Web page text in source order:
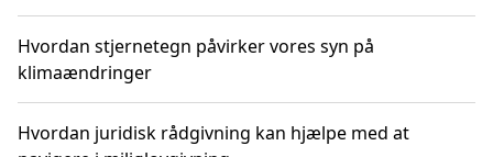
Hvordan stjernetegn påvirker vores syn på
klimaændringer
Hvordan juridisk rådgivning kan hjælpe med at